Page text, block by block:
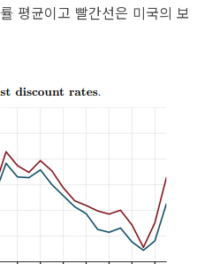
평균이고 빨간선은 미국의 보